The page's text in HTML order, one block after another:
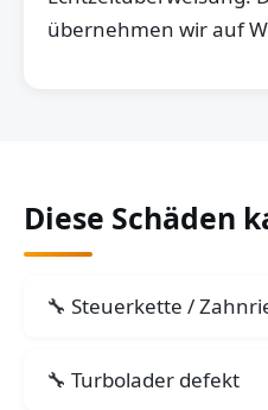
übernehmen wir auf
Diese Schäden
Steuerkette /
Turbolader defekt